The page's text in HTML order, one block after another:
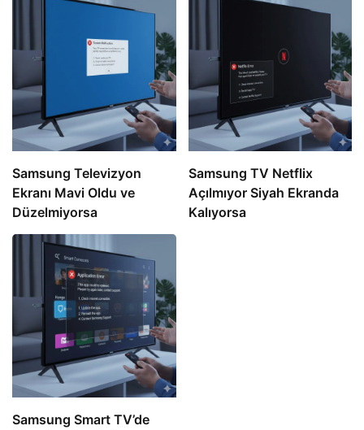
Samsung Televizyon
Ekranı Mavi Oldu ve
Düzelmiyorsa
Samsung TV Netflix
Açılmıyor Siyah Ekranda
Kalıyorsa
Samsung Smart TV’de